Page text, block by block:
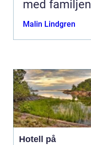
med familjen
Malin Lindgren
Hotell på